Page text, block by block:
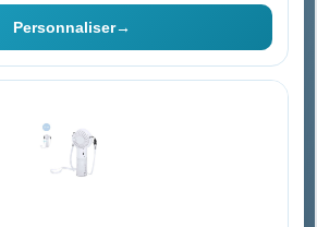
Personnaliser→
à tout moment. Vous trouverez pour
contact dans les conditions d'utilisation du
et facturation Chorus Pro